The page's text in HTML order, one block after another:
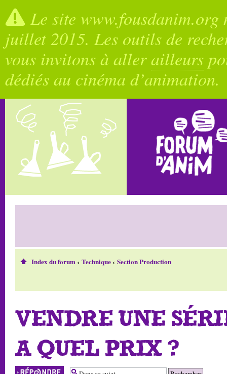
Le site
juillet 2015. Les outils de
vous invitons à allerailleurs
dédiés au cinéma d’animation.
Index du forum‹ Technique‹ Section Production
VENDRE UNE
A QUEL PRIX ?
Répondre